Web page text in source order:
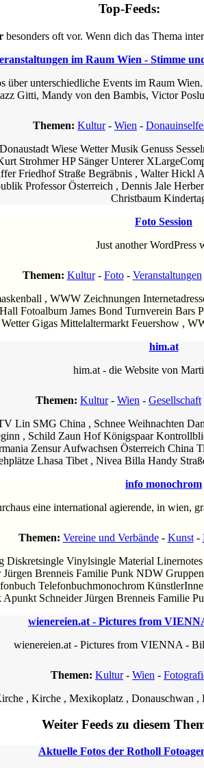
Top-Feeds:
besonders oft vor. Wenn dich das Thema
im Raum Wien - Stimme
unterschiedliche Events im Raum
Gitti, Mandy von den Bambis, Victor
Themen: Kultur- Wien -
Wiese Wetter Musik Genuss
Strohmer HP Sänger Unterer
Friedhof Straße Begräbnis , Walter
Professor Österreich , Dennis Jale
Christbaum
Foto Session
Just another WordPress
Themen: Kultur- Foto- Veranstaltungen
, WWW Zeichnungen
Fotoalbum James Bond Turnverein
Gigas Mittelaltermarkt Feuershow ,
him.at
him.at - die Website von
Themen: Kultur- Wien - Gesellschaft
Lin SMG China , Schnee Weihnachten
, Schild Zaun Hof Königspaar
Zensur Aufwachsen Österreich China
Lhasa Tibet , Nivea Billa Handy
info monochrom
eine international agierende, in wien,
Themen: Vereine und Verbände- Kunst-
Diskretsingle Vinylsingle Material
Brenneis Familie Punk NDW
Telefonbuchmonochrom
Apunkt Schneider Jürgen Brenneis Familie
wienereien.at - Pictures from
wienereien.at - Pictures from VIENNA -
Themen: Kultur- Wien -
, Kirche , Mexikoplatz , Donauschwan ,
Weiter Feeds zu diesem
Aktuelle Fotos der Rotholl